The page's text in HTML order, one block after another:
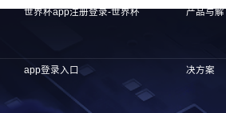
世界杯app注册登录-世界杯
app登录入口
产品与解
决方案